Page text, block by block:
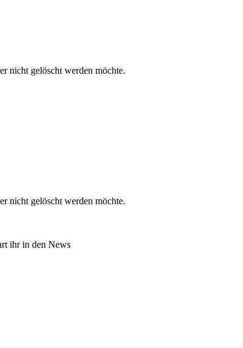
nicht gelöscht werden möchte.
nicht gelöscht werden möchte.
ihr in den News